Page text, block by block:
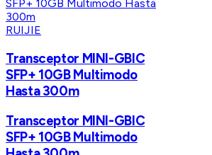
RUIJIE
Transceptor MINI-GBIC
SFP+ 10GB Multimodo
Hasta 300m
Transceptor MINI-GBIC
SFP+ 10GB Multimodo